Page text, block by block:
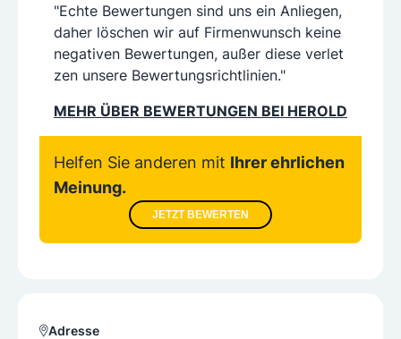
"Echte Bewertungen sind uns ein Anliegen,
daher löschen wir auf Firmenwunsch keine
negativen Bewertungen, außer diese verlet
zen unsere Bewertungsrichtlinien."
MEHR ÜBER BEWERTUNGEN BEI HEROLD
Helfen Sie anderen mit Ihrer ehrlichen
Meinung.
JETZT BEWERTEN
Adresse